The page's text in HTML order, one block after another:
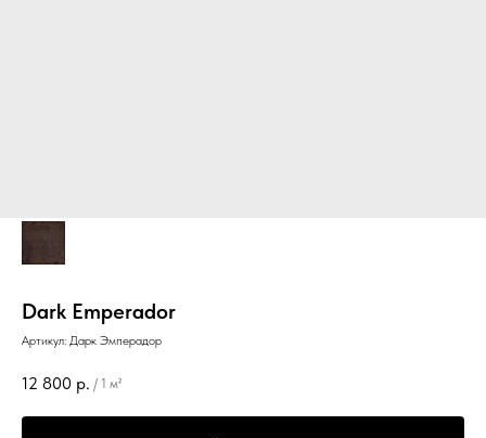
Dark Emperador
Артикул: Дарк Эмперадор
12 800 р. / 1 м²